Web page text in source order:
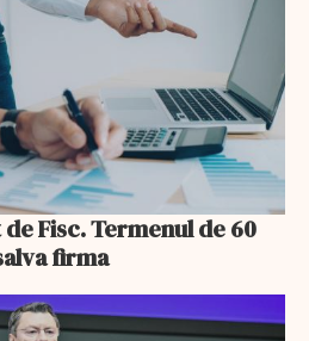
Fisc. Termenul de 60
firma